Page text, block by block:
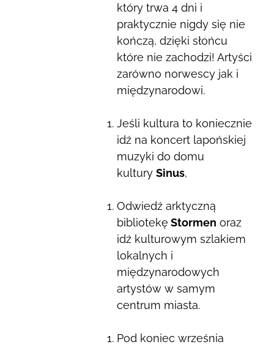
który trwa 4 dni i
praktycznie nigdy się nie
kończą, dzięki słońcu
które nie zachodzi! Artyści
zarówno norwescy jak i
międzynarodowi.
Jeśli kultura to koniecznie
idź na koncert lapońskiej
muzyki do domu
kultury Sinus,
Odwiedź arktyczną
bibliotekę Stormen oraz
idź kulturowym szlakiem
lokalnych i
międzynarodowych
artystów w samym
centrum miasta.
Pod koniec września